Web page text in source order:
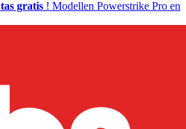
tas gratis ! Modellen Powerstrike Pro en